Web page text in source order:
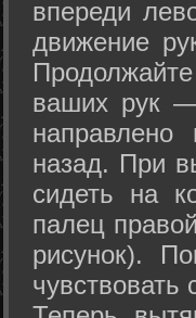
впереди
движение
ваших рук
назад. При
сидеть на
палец
рисунок).
чувствовать